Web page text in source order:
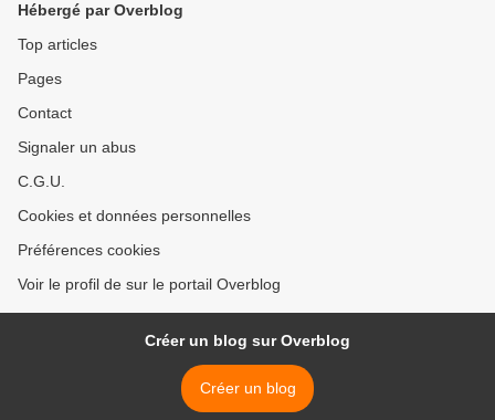
Hébergé par Overblog
Top articles
Pages
Contact
Signaler un abus
C.G.U.
Cookies et données personnelles
Préférences cookies
Voir le profil de sur le portail Overblog
Créer un blog sur Overblog
Créer un blog